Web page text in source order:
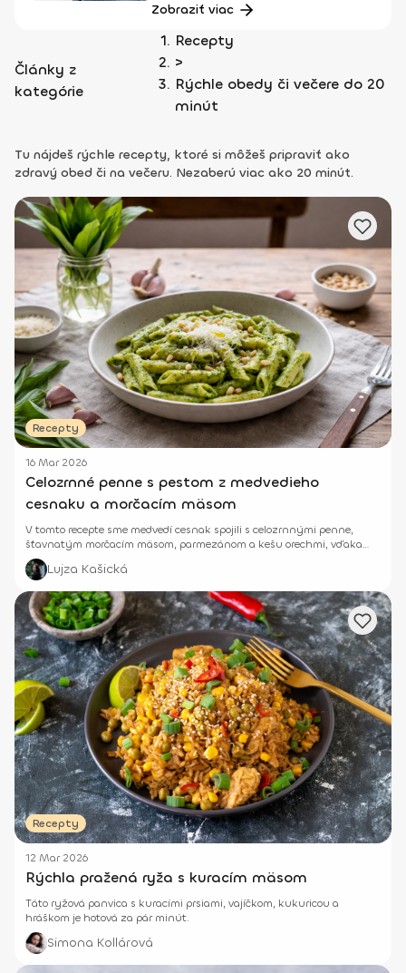
Zobraziť viac
Články z
kategórie
Recepty
>
Rýchle obedy či večere do 20
minút
Tu nájdeš rýchle recepty, ktoré si môžeš pripraviť ako
zdravý obed či na večeru. Nezaberú viac ako 20 minút.
Recepty
16 Mar 2026
Celozrnné penne s pestom z medvedieho
cesnaku a morčacím mäsom
V tomto recepte sme medvedí cesnak spojili s celozrnnými penne,
šťavnatým morčacím mäsom, parmezánom a kešu orechmi, vďaka
čomu vznikne výživné jedlo ideálne na obed alebo ľahšiu večeru.
Lujza Kašická
Recepty
12 Mar 2026
Rýchla pražená ryža s kuracím mäsom
Táto ryžová panvica s kuracími prsiami, vajíčkom, kukuricou a
hráškom je hotová za pár minút.
Simona Kollárová